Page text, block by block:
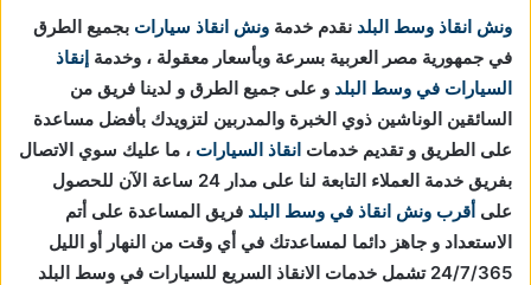
ونش انقاذ وسط البلد نقدم خدمة ونش انقاذ سيارات بجميع الطرق
في جمهورية مصر العربية بسرعة وبأسعار معقولة ، وخدمة إنقاذ
السيارات في وسط البلد و على جميع الطرق و لدينا فريق من
السائقين الوناشين ذوي الخبرة والمدربين لتزويدك بأفضل مساعدة
على الطريق و تقديم خدمات انقاذ السيارات ، ما عليك سوي الاتصال
بفريق خدمة العملاء التابعة لنا على مدار 24 ساعة الآن للحصول
على أقرب ونش انقاذ في وسط البلد فريق المساعدة على أتم
الاستعداد و جاهز دائما لمساعدتك في أي وقت من النهار أو الليل
24/7/365 تشمل خدمات الانقاذ السريع للسيارات في وسط البلد